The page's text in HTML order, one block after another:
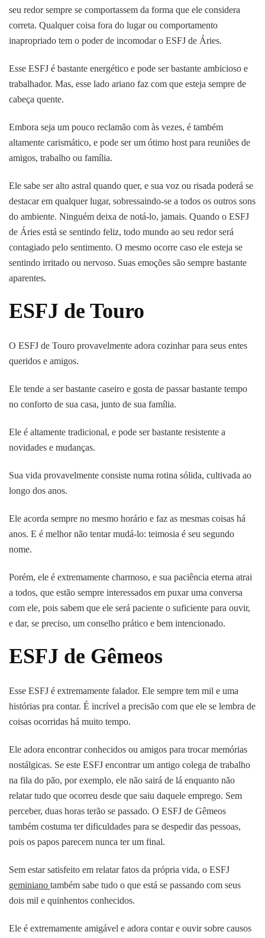
seu redor sempre se comportassem da forma que ele considera
correta. Qualquer coisa fora do lugar ou comportamento
inapropriado tem o poder de incomodar o ESFJ de Áries.
Esse ESFJ é bastante energético e pode ser bastante ambicioso e
trabalhador. Mas, esse lado ariano faz com que esteja sempre de
cabeça quente.
Embora seja um pouco reclamão com às vezes, é também
altamente carismático, e pode ser um ótimo host para reuniões de
amigos, trabalho ou família.
Ele sabe ser alto astral quando quer, e sua voz ou risada poderá se
destacar em qualquer lugar, sobressaindo-se a todos os outros sons
do ambiente. Ninguém deixa de notá-lo, jamais. Quando o ESFJ
de Áries está se sentindo feliz, todo mundo ao seu redor será
contagiado pelo sentimento. O mesmo ocorre caso ele esteja se
sentindo irritado ou nervoso. Suas emoções são sempre bastante
aparentes.
ESFJ de Touro
O ESFJ de Touro provavelmente adora cozinhar para seus entes
queridos e amigos.
Ele tende a ser bastante caseiro e gosta de passar bastante tempo
no conforto de sua casa, junto de sua família.
Ele é altamente tradicional, e pode ser bastante resistente a
novidades e mudanças.
Sua vida provavelmente consiste numa rotina sólida, cultivada ao
longo dos anos.
Ele acorda sempre no mesmo horário e faz as mesmas coisas há
anos. E é melhor não tentar mudá-lo: teimosia é seu segundo
nome.
Porém, ele é extremamente charmoso, e sua paciência eterna atrai
a todos, que estão sempre interessados em puxar uma conversa
com ele, pois sabem que ele será paciente o suficiente para ouvir,
e dar, se preciso, um conselho prático e bem intencionado.
ESFJ de Gêmeos
Esse ESFJ é extremamente falador. Ele sempre tem mil e uma
histórias pra contar. É incrível a precisão com que ele se lembra de
coisas ocorridas há muito tempo.
Ele adora encontrar conhecidos ou amigos para trocar memórias
nostálgicas. Se este ESFJ encontrar um antigo colega de trabalho
na fila do pão, por exemplo, ele não sairá de lá enquanto não
relatar tudo que ocorreu desde que saiu daquele emprego. Sem
perceber, duas horas terão se passado. O ESFJ de Gêmeos
também costuma ter dificuldades para se despedir das pessoas,
pois os papos parecem nunca ter um final.
Sem estar satisfeito em relatar fatos da própria vida, o ESFJ
geminiano também sabe tudo o que está se passando com seus
dois mil e quinhentos conhecidos.
Ele é extremamente amigável e adora contar e ouvir sobre causos